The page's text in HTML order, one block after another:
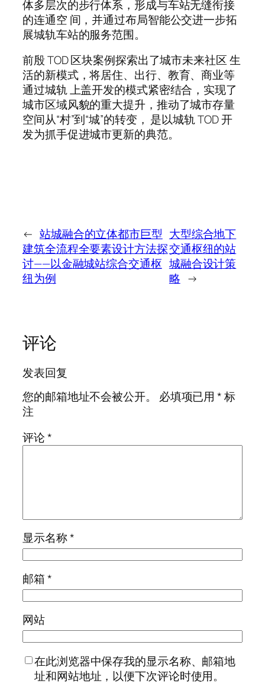
体多层次的步行体系，形成与车站无缝衔接
的连通空 间，并通过布局智能公交进一步拓
展城轨车站的服务范围。
前殷 TOD 区块案例探索出了城市未来社区 生
活的新模式，将居住、出行、教育、商业等
通过城轨 上盖开发的模式紧密结合，实现了
城市区域风貌的重大提升，推动了城市存量
空间从“村”到“城”的转变， 是以城轨 TOD 开
发为抓手促进城市更新的典范。
← 站城融合的立体都市巨型
建筑全流程全要素设计方法探
讨——以金融城站综合交通枢
纽为例
大型综合地下
交通枢纽的站
城融合设计策
略 →
评论
发表回复
您的邮箱地址不会被公开。
必填项已用*标
注
评论*
显示名称*
邮箱*
网站
在此浏览器中保存我的显示名称、邮箱地
址和网站地址，以便下次评论时使用。